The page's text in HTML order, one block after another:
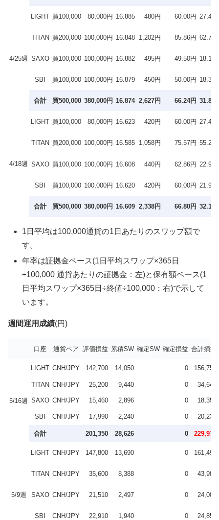
4/25週
LIGHT 買100,000 80,000円 16.885 480円 60.00円 27.4
TITAN 買200,000 100,000円 16.848 1,202円 85.86円 62.7
SAXO 買100,000 100,000円 16.882 495円 49.50円 18.1
SBI 買100,000 100,000円 16.879 450円 50.00円 18.3
合計 買500,000 380,000円 16.874 2,627円 66.24円 31.8
4/18週
LIGHT 買100,000 80,000円 16.623 420円 60.00円 27.4
TITAN 買200,000 100,000円 16.585 1,058円 75.57円 55.2
SAXO 買100,000 100,000円 16.608 440円 62.86円 22.9
SBI 買100,000 100,000円 16.620 420円 60.00円 21.9
合計 買500,000 380,000円 16.609 2,338円 66.80円 32.1
1日平均は100,000通貨の1日あたりのスワップ額で
す。
年率は証拠金ベース(1日平均スワップ×365日
÷100,000 通貨あたりの証拠金：左)と保有額ベース(1
日平均スワップ×365日÷終値÷100,000：右)で示して
います。
週間運用成績(円)
口座 通貨ペア 評価損益 累積SW 確定SW 確定損益 合計損益
5/16週
LIGHT CNH/JPY 142,700 14,050 0 156,750
TITAN CNH/JPY 25,200 9,440 0 34,640
SAXO CNH/JPY 15,460 2,896 0 18,356
SBI CNH/JPY 17,990 2,240 0 20,230
合計 201,350 28,626 0 229,976
5/9週
LIGHT CNH/JPY 147,800 13,690 0 161,490
TITAN CNH/JPY 35,600 8,388 0 43,988
SAXO CNH/JPY 21,510 2,497 0 24,007
SBI CNH/JPY 22,910 1,940 0 24,850